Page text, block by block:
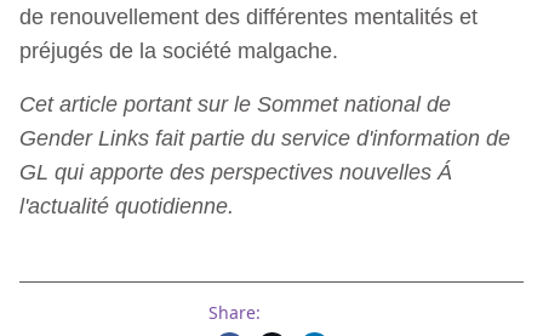
de renouvellement des différentes mentalités et
préjugés de la société malgache.
Cet article portant sur le Sommet national de
Gender Links fait partie du service d'information de
GL qui apporte des perspectives nouvelles Á
l'actualité quotidienne.
Share: